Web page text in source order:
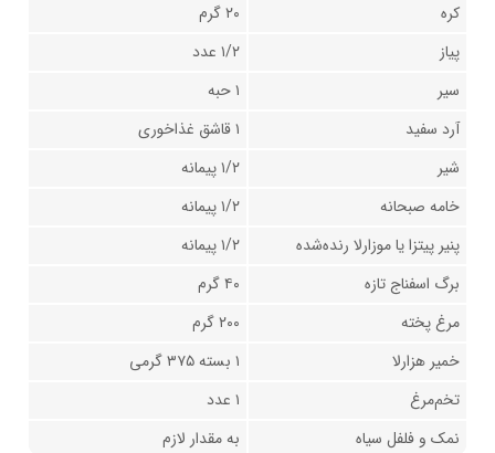
کره
۲۰ گرم
پیاز
۱/۲ عدد
سیر
۱ حبه
آرد سفید
۱ قاشق غذاخوری
شیر
۱/۲ پیمانه
خامه صبحانه
۱/۲ پیمانه
پنیر پیتزا یا موزارلا رنده‌شده
۱/۲ پیمانه
برگ اسفناج تازه
۴۰ گرم
مرغ پخته
۲۰۰ گرم
خمیر هزارلا
۱ بسته ۳۷۵ گرمی
تخم‌مرغ
۱ عدد
نمک و فلفل سیاه
به مقدار لازم